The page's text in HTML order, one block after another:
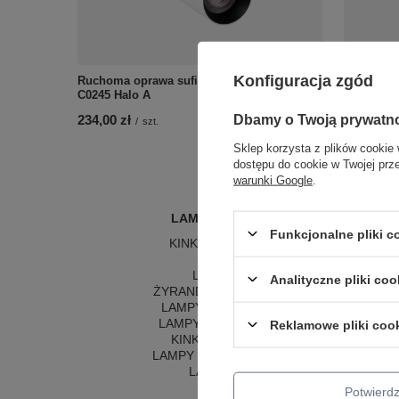
Ruchoma oprawa sufitowa biała Maxlight
C0245 Halo A
234,00 zł / szt.
Kinkiet
234,00 zł
LAMPY WEWNĘTRZNE
KINKIETY NAD LUSTRO
LAMPKI NOCNE
ŻYRANDOLE KRYSZTAŁOWE
LAMPY WISZĄCE CZARNE
LAMPY WISZĄCE - OKRĘGI
KINKIETY DO SYPIALNI
LAMPY SUFITOWE OKRĄGŁE
LAMPY WISZĄCE
Konfiguracja zgód
Dbamy o Twoją
Sklep korzysta z plików cookie
dostępu do cookie w Twojej
warunki Google
Funkcjonalne pliki
Analityczne pliki
Reklamowe pliki